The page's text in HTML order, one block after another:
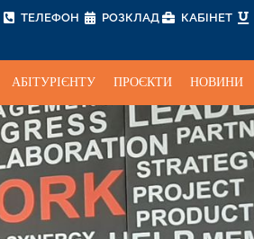
ТЕЛЕФОН РОЗКЛАД КАБІНЕТ
АБІТУРІЄНТУ ПРОЄКТИ НОВИНИ